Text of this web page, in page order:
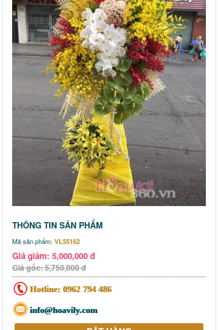
THÔNG TIN SẢN PHẨM
Mã sản phẩm: VL55162
Giá giảm: 5,000,000 đ
Giá gốc: 5,750,000 đ
Hotline: 0962 794 486
info@hoavily.com